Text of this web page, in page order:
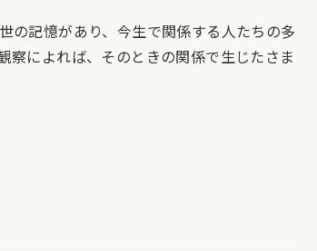
の記憶があり、今生で関係する人たちの多
察によれば、そのときの関係で生じたさま